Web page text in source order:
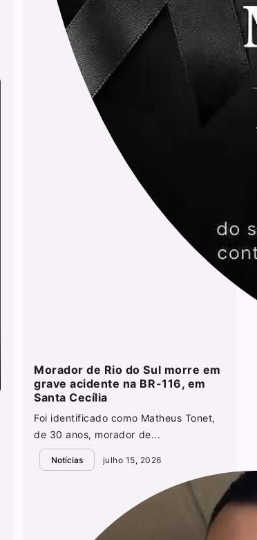
Morador de Rio do Sul morre em
grave acidente na BR-116, em
Santa Cecília
Foi identificado como Matheus Tonet,
de 30 anos, morador de...
Notícias julho 15, 2026